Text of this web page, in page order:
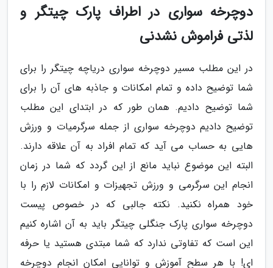
دوچرخه سواری در اطراف پارک چیتگر و
لذتی فراموش نشدنی
در این مطلب مسیر دوچرخه سواری دریاچه چیتگر را برای
شما توضیح داده و تمام امکانات و جاذبه های آن را برای
شما توضیح دادیم. همان طور که در ابتدای این مطلب
توضیح دادیم دوچرخه سواری از جمله سرگرمیات و ورزش
هایی به حساب می آید که تمام افراد به آن علاقه دارند.
البته این موضوع نباید مانع از این گردد که شما در زمان
انجام این سرگرمی و ورزش تجهیزات و امکانات لازم را با
خود همراه نکنید. نکته جالبی که در خصوص پیست
دوچرخه سواری پارک جنگلی چیتگر باید به آن اشاره کنیم
این است که تفاوتی ندارد که شما مبتدی هستید یا حرفه
ای! با هر سطح آموزش و توانایی امکان انجام دوچرخه